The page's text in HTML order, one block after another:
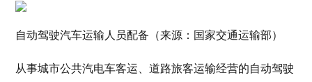
自动驾驶汽车运输人员配备（来源：国家交通运输部）
从事城市公共汽电车客运、道路旅客运输经营的自动驾驶